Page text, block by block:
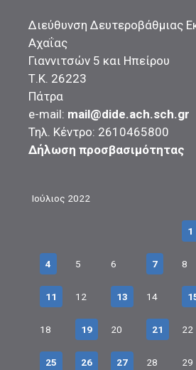
Διεύθυνση Δευτεροβάθμιας
Αχαΐας
Γιαννιτσών 5 και Ηπείρου
Τ.Κ. 26223
Πάτρα
e-mail: mail@dide.ach.sch.gr
Τηλ. Κέντρο: 2610465800
Δήλωση προσβασιμότητας
Ιούλιος 2022
1
4 5 6 7 8
11 12 13 14
18 19 20 21 22
25 26 27 28 29